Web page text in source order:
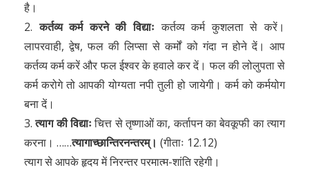
है।
2.कर्तव्य कर्म करने की विद्याः कर्तव्य कर्म कुशलता से करें।
लापरवाही, द्वेष, फल की लिप्सा से कर्मों को गंदा न होने दें। आप
कर्तव्य कर्म करें और फल ईश्वर के हवाले कर दें। फल की लोलुपता से
कर्म करोगे तो आपकी योग्यता नपी तुली हो जायेगी। कर्म को कर्मयोग
बना दें।
3.त्याग की विद्याःचित्त से तृष्णाओं का, कर्तापन का बेवकूफी का त्याग
करना। ……त्यागाच्छान्तिरनन्तरम्। (गीताः 12.12)
त्याग से आपके हृदय में निरन्तर परमात्म-शांति रहेगी।